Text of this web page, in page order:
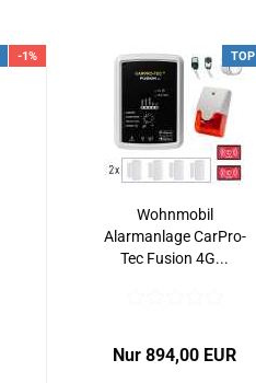
-1% TOP
Wohnmobil
Alarmanlage CarPro-
Tec Fusion 4G...
Nur 894,00 EUR